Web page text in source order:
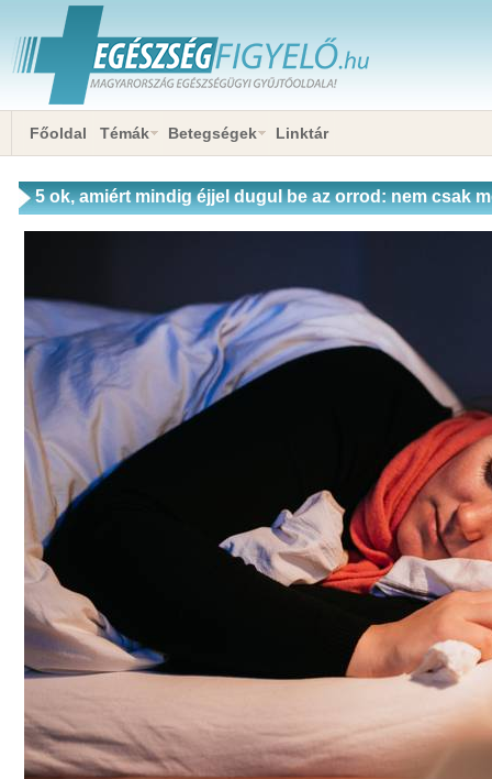
Főoldal Témák Betegségek Linktár
5 ok, amiért mindig éjjel dugul be az orrod: nem csak